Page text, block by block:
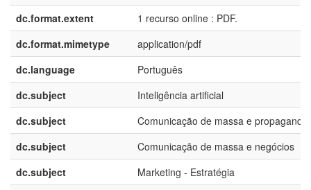
dc.format.extent
1 recurso online : PDF.
dc.format.mimetype
application/pdf
dc.language
Português
dc.subject
Inteligência artificial
dc.subject
Comunicação de massa e propaganda
dc.subject
Comunicação de massa e negócios
dc.subject
Marketing - Estratégia